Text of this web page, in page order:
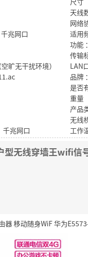
天线
网络
兆网口
适用
功能
传输
旷无干扰环境）
LAN
品牌
是否
重量
产品
无线
千兆网口 工作
型无线穿墙王wifi信
移动随身WiF 华为